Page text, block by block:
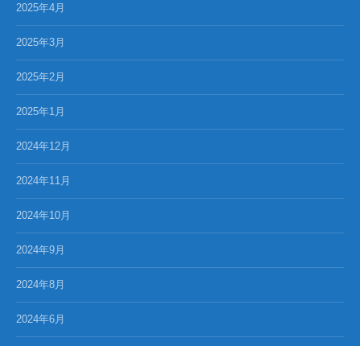
2025年4月
2025年3月
2025年2月
2025年1月
2024年12月
2024年11月
2024年10月
2024年9月
2024年8月
2024年6月